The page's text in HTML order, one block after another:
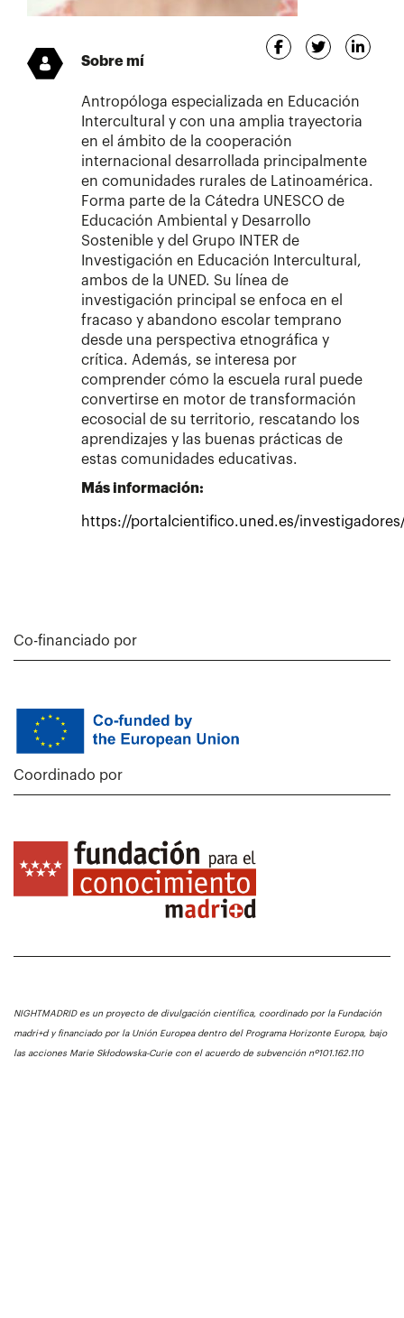
Sobre mí
Antropóloga especializada en Educación
Intercultural y con una amplia trayectoria
en el ámbito de la cooperación
internacional desarrollada principalmente
en comunidades rurales de Latinoamérica.
Forma parte de la Cátedra UNESCO de
Educación Ambiental y Desarrollo
Sostenible y del Grupo INTER de
Investigación en Educación Intercultural,
ambos de la UNED. Su línea de
investigación principal se enfoca en el
fracaso y abandono escolar temprano
desde una perspectiva etnográfica y
crítica. Además, se interesa por
comprender cómo la escuela rural puede
convertirse en motor de transformación
ecosocial de su territorio, rescatando los
aprendizajes y las buenas prácticas de
estas comunidades educativas.
Más información:
https://portalcientifico.uned.es/
Co-financiado por
Coordinado por
NIGHTMADRID es un proyecto de divulgación científica, coordinado por la Fundación
madri+d y financiado por la Unión Europea dentro del Programa Horizonte Europa, bajo
las acciones Marie Skłodowska-Curie con el acuerdo de subvención nº101.162.110